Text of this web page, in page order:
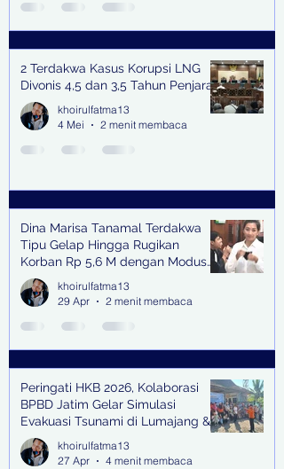
2 Terdakwa Kasus Korupsi LNG
Divonis 4,5 dan 3,5 Tahun Penjara
khoirulfatma13
4 Mei
2 menit membaca
Dina Marisa Tanamal Terdakwa
Tipu Gelap Hingga Rugikan
Korban Rp 5,6 M dengan Modus
Kerja Sama Impor Bodong
khoirulfatma13
29 Apr
2 menit membaca
Peringati HKB 2026, Kolaborasi
BPBD Jatim Gelar Simulasi
Evakuasi Tsunami di Lumajang &
Trenggalek
khoirulfatma13
27 Apr
4 menit membaca